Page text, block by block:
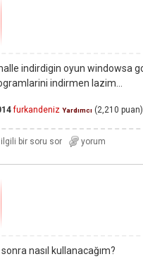
indirdigin oyun windowsa
indirmen lazim...
furkandeniz Yardımcı (2,210 puan)
nasıl kullanacağım?